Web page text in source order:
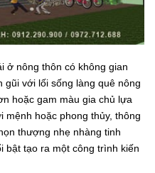
ở nông thôn có không gian
với lối sống làng quê nông
hoặc gam màu gia chủ lựa
hoặc phong thủy, thông
thượng nhẹ nhàng tinh
bật tạo ra một công trình kiến